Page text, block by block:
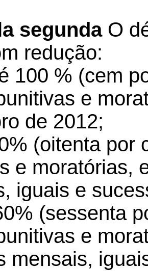
segundaO
redução:
100 % (cem
e
de 2012;
(oitenta por
e moratórias,
iguais e
(sessenta
e
mensais,